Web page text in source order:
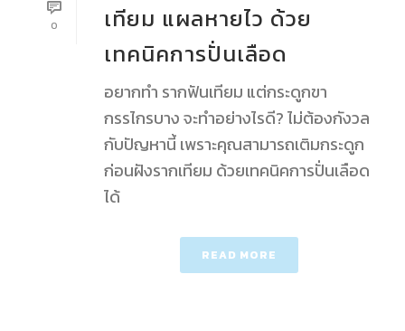
0
เทียม แผลหายไว ด้วย
เทคนิคการปั่นเลือด
อยากทำ รากฟันเทียม แต่กระดูกขา
กรรไกรบาง จะทำอย่างไรดี? ไม่ต้องกังวล
กับปัญหานี้ เพราะคุณสามารถเติมกระดูก
ก่อนฝังรากเทียม ด้วยเทคนิคการปั่นเลือด
ได้
READ MORE